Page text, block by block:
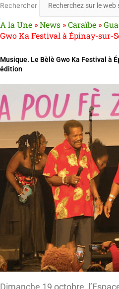
Rechercher
A la Une »News »Caraïbe »
Gwo Ka Festival à Épinay-sur-
Musique. Le Bèlè Gwo Ka Festival à
édition